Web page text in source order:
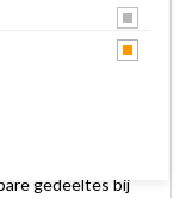
voor het
draaiknop
aan,
constructie
gedeeltes bij